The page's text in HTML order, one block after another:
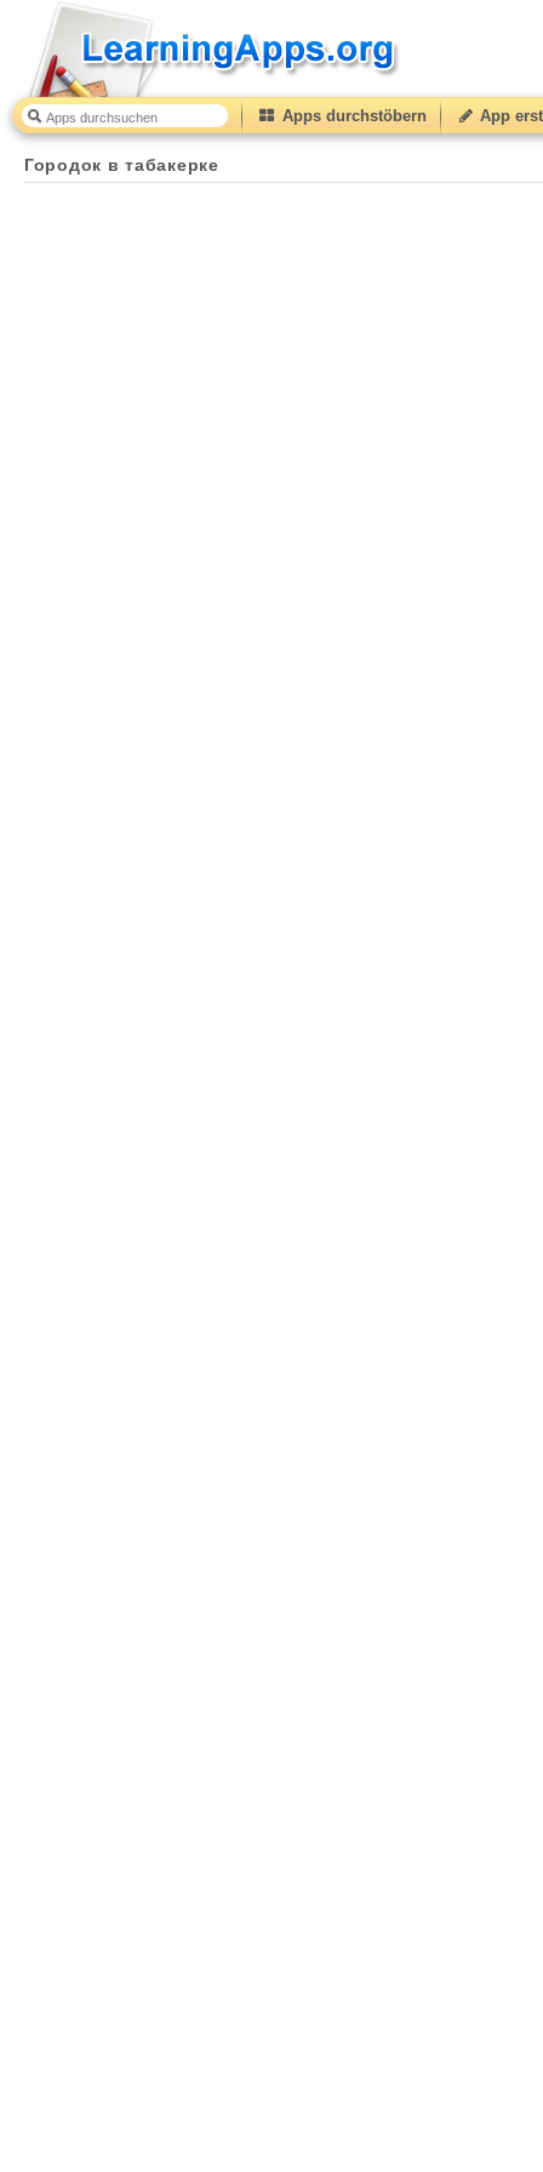
Apps durchstöbern App
Городок в табакерке